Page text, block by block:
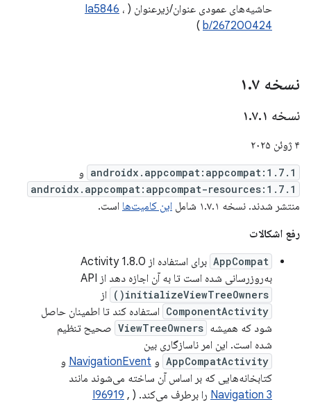
حاشیه‌های عمودی عنوان/زیرعنوان ( Ia5846 ،
b/267200424
)
نسخه ۱ .۷
نسخه ۱ .۷.۱
۴ ژوئن ۲۰۲۵
androidx.appcompat:appcompat:1.7.1 و
androidx.appcompat:appcompat-resources:1.7.1
منتشر شدند. نسخه ۱.۷.۱ شامل این کامیت‌ها است.
رفع اشکالات
AppCompat
برای استفاده از Activity 1.8.0
به‌روزرسانی شده است تا به آن اجازه دهد از API
initializeViewTreeOwners() از
ComponentActivity استفاده کند تا اطمینان حاصل
شود که همیشه ViewTreeOwners صحیح تنظیم
شده است. این امر ناسازگاری بین
AppCompatActivity و NavigationEvent و
کتابخانه‌هایی که بر اساس آن ساخته می‌شوند مانند
Navigation 3 را برطرف می‌کند. ( I96919 ,